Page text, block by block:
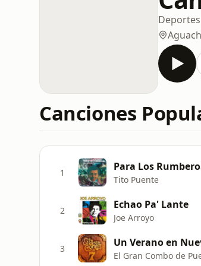
Deportes
Canciones
1 Para Los
Tito Puente
2 Echao Pa' Lante
Joe Arroyo
3 Un Verano en
El Gran Combo de